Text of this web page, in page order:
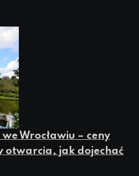
Wrocławiu – ceny
otwarcia, jak dojechać